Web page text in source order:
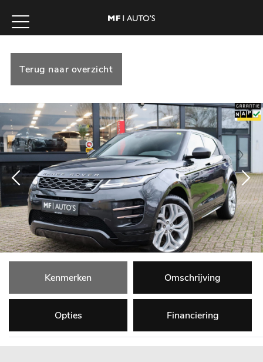
Terug naar overzicht
Kenmerken Omschrijving
Opties Financiering